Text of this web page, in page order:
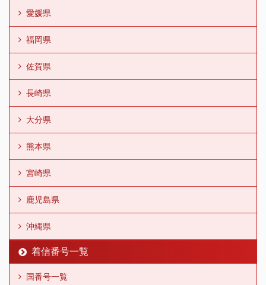
愛媛県
福岡県
佐賀県
長崎県
大分県
熊本県
宮崎県
鹿児島県
沖縄県
着信番号一覧
国番号一覧